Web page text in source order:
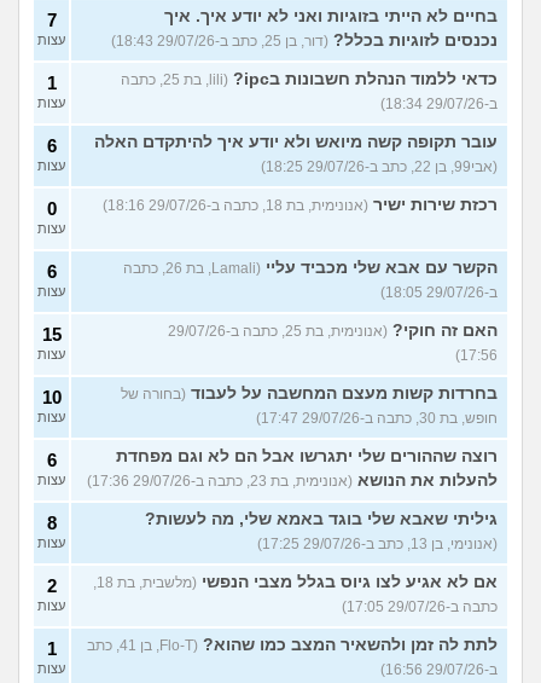
בחיים לא הייתי בזוגיות ואני לא יודע איך. איך
נכנסים לזוגיות בכלל? (דור, בן 25, כתב ב-29/07/26 18:43)
7
עצות
כדאי ללמוד הנהלת חשבונות בipc?
(lili, בת 25, כתבה
ב-29/07/26 18:34)
1
עצות
עובר תקופה קשה מיואש ולא יודע איך להיתקדם האלה
(אבי99, בן 22, כתב ב-29/07/26 18:25)
6
עצות
רכזת שירות ישיר (אנונימית, בת 18, כתבה ב-29/07/26 18:16) 0
עצות
הקשר עם אבא שלי מכביד עליי
(Lamali, בת 26, כתבה
ב-29/07/26 18:05)
6
עצות
האם זה חוקי?
(אנונימית, בת 25, כתבה ב-29/07/26
17:56)
15
עצות
בחרדות קשות מעצם המחשבה על לעבוד (בחורה של
חופש, בת 30, כתבה ב-29/07/26 17:47)
10
עצות
רוצה שההורים שלי יתגרשו אבל הם לא וגם מפחדת
להעלות את הנושא (אנונימית, בת 23, כתבה ב-29/07/26 17:36)
6
עצות
גיליתי שאבא שלי בוגד באמא שלי, מה לעשות?
(אנונימי, בן 13, כתב ב-29/07/26 17:25)
8
עצות
אם לא אגיע לצו גיוס בגלל מצבי הנפשי
(מלשבית, בת 18,
כתבה ב-29/07/26 17:05)
2
עצות
לתת לה זמן ולהשאיר המצב כמו שהוא?
(Flo-T, בן 41, כתב
ב-29/07/26 16:56)
1
עצות